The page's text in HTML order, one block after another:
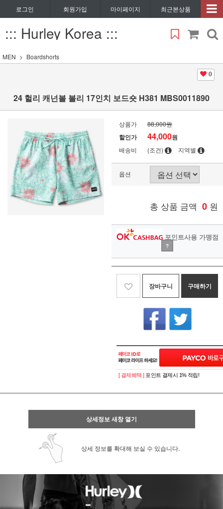
로그인 회원가입 마이페이지 최근본상품
::: Hurley Korea :::
MEN Boardshorts
0
24 헐리 캐넌볼 볼리 17인치 보드숏 H381 MBS0011890
상품가 88,000원
할인가 44,000원
배송비 (조건) 지역별
옵션
총 상품 금액 0 원
포인트사용 가맹점
?
장바구니 구매하기
[ 결제혜택 ] 포인트 결제시 1% 적립!
상세정보 새창 열기
상세 정보를 확대해 보실 수 있습니다.